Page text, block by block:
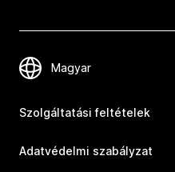
Szolgáltatási feltételek
Adatvédelmi szabályzat